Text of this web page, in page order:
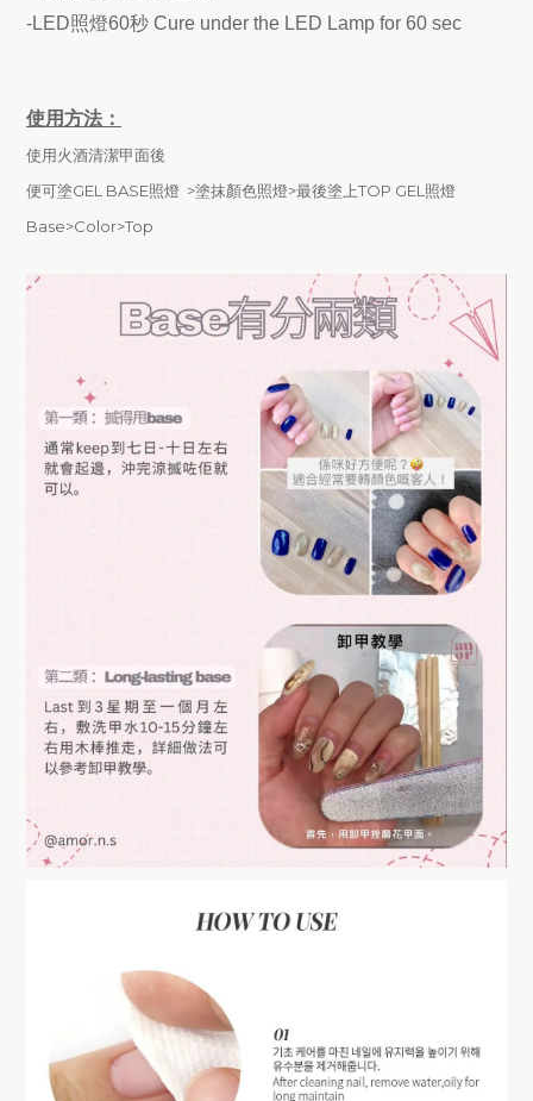
-LED照燈60秒 Cure under the LED Lamp for 60 sec
使用方法：
使用火酒清潔甲面後
便可塗GEL BASE照燈 >塗抹顏色照燈>最後塗上TOP GEL照燈
Base>Color>Top